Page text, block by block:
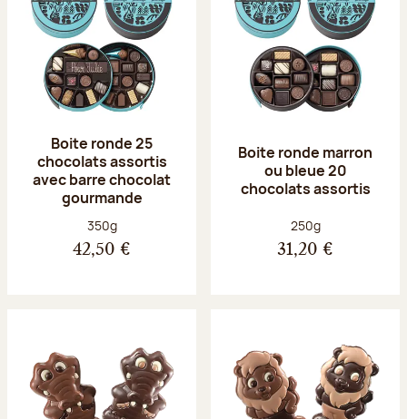
Boite ronde 25
chocolats assortis
avec barre chocolat
gourmande
Poids net :
350g
42,50 €
Boite ronde marron
ou bleue 20
chocolats assortis
Poids net :
250g
31,20 €